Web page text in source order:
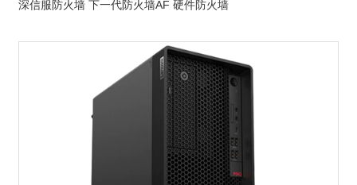
深信服防火墙 下一代防火墙AF 硬件防火墙